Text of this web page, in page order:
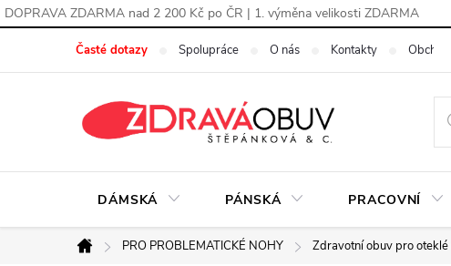
DOPRAVA ZDARMA nad 2 200 Kč po ČR | 1. výměna velikosti ZDARMA
Časté dotazy Spolupráce O nás Kontakty
DÁMSKÁ PÁNSKÁ PRACOVNÍ
Domů
PRO PROBLEMATICKÉ NOHY Zdravotní obuv pro oteklé